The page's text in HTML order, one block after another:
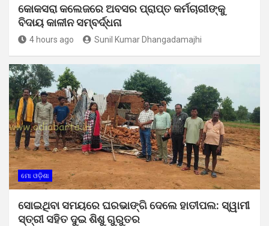
କୋକସରା କଲେଜରେ ଅବସର ପ୍ରାପ୍ତ କର୍ମଚାରୀଙ୍କୁ
ବିଦାୟ କାଳୀନ ସମ୍ବର୍ଦ୍ଧନା
4 hours ago Sunil Kumar Dhangadamajhi
ମୋ ଓଡ଼ିଶା
ସୋଇଥିବା ସମୟରେ ଘରଭାଙ୍ଗି ଦେଲେ ହାତୀପଲ: ସ୍ୱାମୀ
ସ୍ତ୍ରୀ ସହିତ ଦୁଇ ଶିଶୁ ଗୁରୁତର